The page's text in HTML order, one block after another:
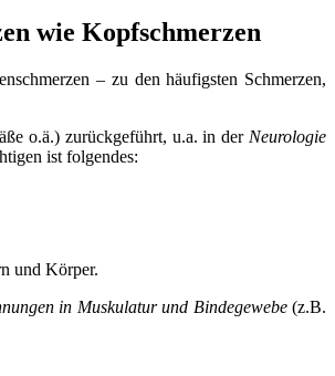
wie Kopfschmerzen
– zu den häufigsten Schmerzen,
o.ä.) zurückgeführt, u.a. in der Neurologie
ist folgendes:
und Körper.
in Muskulatur und Bindegewebe(z.B.